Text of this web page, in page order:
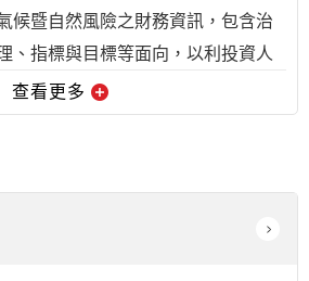
候暨自然風險之財務資訊，包含治
、指標與目標等面向，以利投資人
以瞭解本行管理策略。
查看更多